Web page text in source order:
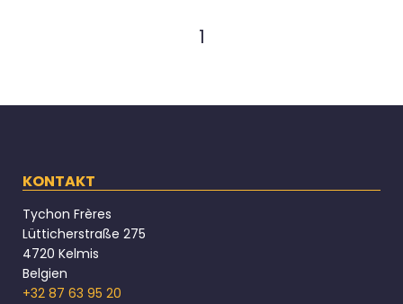
1
KONTAKT
Tychon Frères
Lütticherstraße 275
4720 Kelmis
Belgien
+32 87 63 95 20